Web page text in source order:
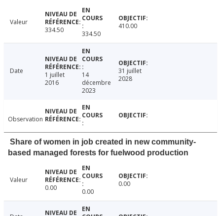
Valeur
334.50
334.50
410.00
Date
1 juillet
2016
14
décembre
2023
31 juillet
2028
Observation
Share of women in job created in new community-
based managed forests for fuelwood production
Valeur
0.00
0.00
0.00